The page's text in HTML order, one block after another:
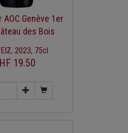
AOC Genève 1er
des Bois
2023, 75cl
19.50